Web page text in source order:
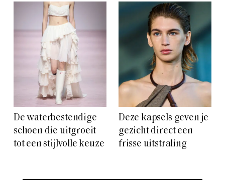
De waterbestendige
schoen die uitgroeit
tot een stijlvolle keuze
Deze kapsels geven je
gezicht direct een
frisse uitstraling